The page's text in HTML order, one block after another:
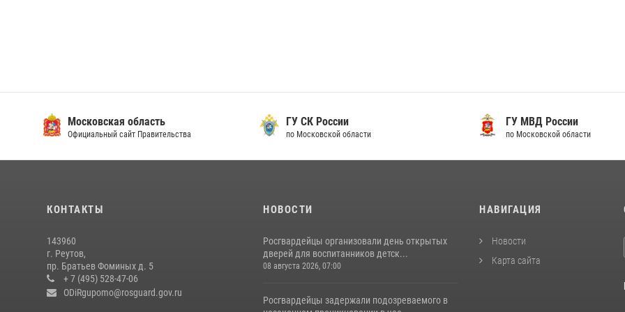
Московская область
Официальный сайт Правительства
ГУ СК России
по Московской области
ГУ МВД России
по Московской области
КОНТАКТЫ
143960
г. Реутов,
пр. Братьев Фоминых д. 5
+ 7 (495) 528-47-06
ODiRgupomo@rosguard.gov.ru
НОВОСТИ
Росгвардейцы организовали день открытых
дверей для воспитанников детск...
08 августа 2026, 07:00
Росгвардейцы задержали подозреваемого в
НАВИГАЦИЯ
Новости
Карта сайта